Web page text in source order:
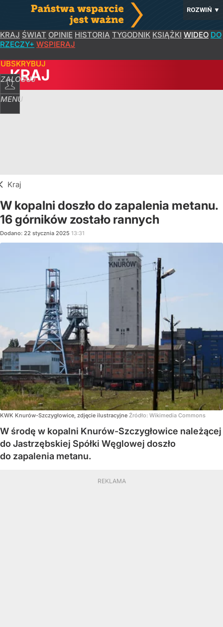
ROZWIŃ ▼
KRAJ ŚWIAT OPINIE HISTORIA TYGODNIK KSIĄŻKI WIDEO DO
RZECZY+ WSPIERAJ
ZALOGUJ
MENU
KRAJ
Kraj
W kopalni doszło do zapalenia metanu.
16 górników zostało rannych
Dodano: 22 stycznia 2025 13:31
KWK Knurów-Szczygłowice, zdjęcie ilustracyjne Źródło: Wikimedia Commons
W środę w kopalni Knurów-Szczygłowice należącej
do Jastrzębskiej Spółki Węglowej doszło
do zapalenia metanu.